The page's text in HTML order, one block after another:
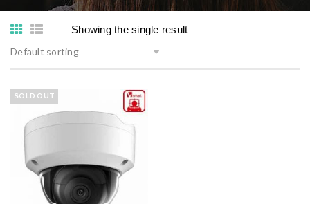
Showing the single result
Default sorting
SOLD OUT